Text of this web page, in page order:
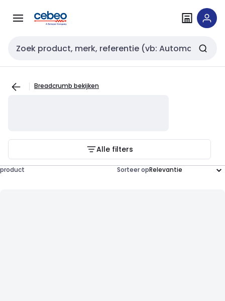
naar
naar
Zoekveld invoer
Breadcrumb bekijken
Alle filters
product Sorteer op